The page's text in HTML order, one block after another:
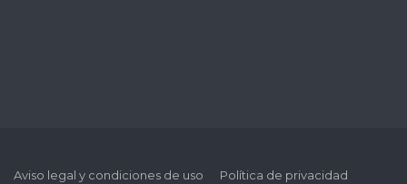
Aviso legal y condiciones de uso
Política de privacidad